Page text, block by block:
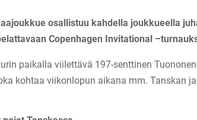
osallistuu kahdella joukkueella
Copenhagen Invitational
paikalla viilettävä 197-senttinen
kohtaa viikonlopun aikana mm. Tanskan